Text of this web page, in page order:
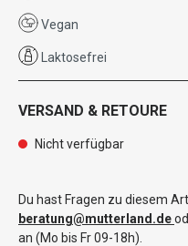
Vegan
Laktosefrei
VERSAND & RETOURE
Nicht verfügbar
Du hast Fragen zu diesem
beratung@mutterland.de
an (Mo bis Fr 09-18h).